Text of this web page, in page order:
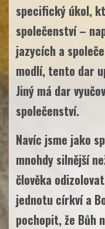
specifický úkol,
společenství –
jazycích a
modlí, tento dar
Jiný má dar
společenství.
Navíc jsme jako
mnohdy silnější
člověka
jednotu církví a
pochopit, že Bůh